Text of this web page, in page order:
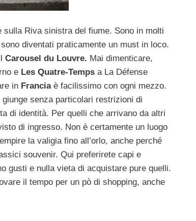
Riva sinistra del fiume. Sono in molti
diventati praticamente un must in loco.
Carousel du Louvre. Mai dimenticare,
e Les Quatre-Temps a La Défense
in Franciaè facilissimo con ogni mezzo.
giunge senza particolari restrizioni di
di identità. Per quelli che arrivano da altri
di ingresso. Non è certamente un luogo
la valigia fino all’orlo, anche perché
souvenir. Qui preferirete capi e
gusti e nulla vieta di acquistare pure quelli.
il tempo per un pò di shopping, anche